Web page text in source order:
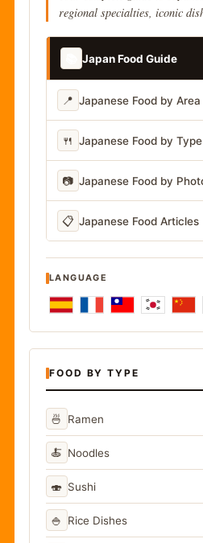
regional specialties, iconic
Japan Food Guide
📍 Japanese Food by Area
🍴 Japanese Food by Type
📷 Japanese Food by
📋 Japanese Food Articles
LANGUAGE
FOOD BY TYPE
🍜 Ramen
🍝 Noodles
🍣 Sushi
🍚 Rice Dishes